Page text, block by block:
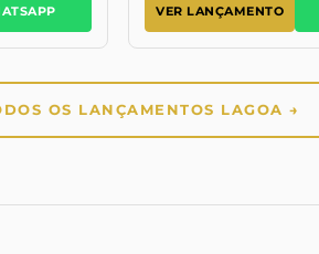
VER LANÇAMENTO
OS LANÇAMENTOS LAGOA →